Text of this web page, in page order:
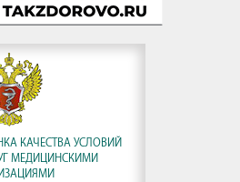
КАЧЕСТВА УСЛОВИЙ
МЕДИЦИНСКИМИ